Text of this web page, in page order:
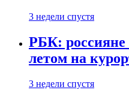
3 недели спустя
РБК: россияне
летом на
3 недели спустя